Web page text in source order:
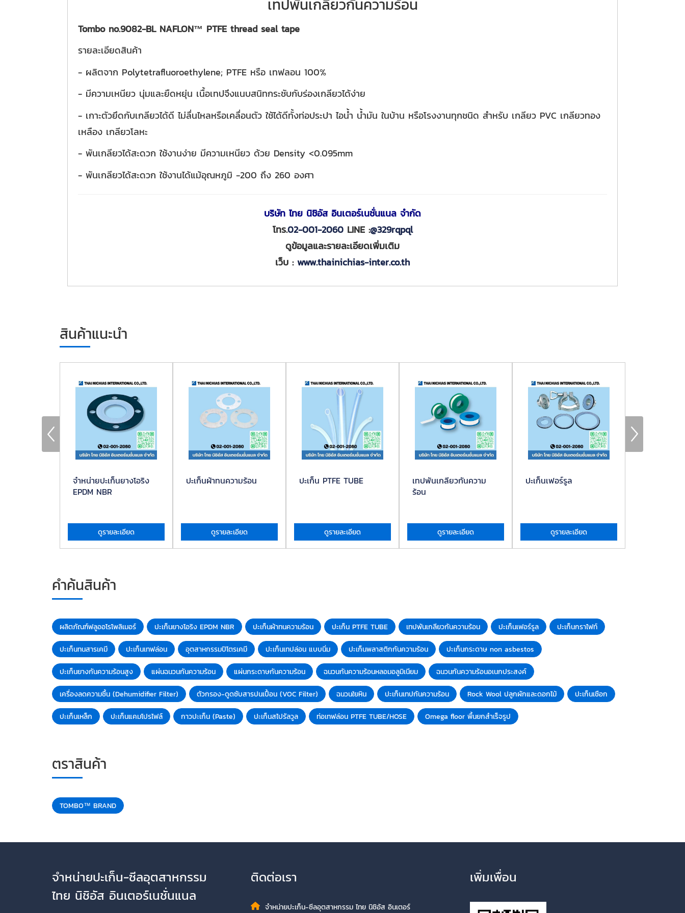
เทปพันเกลียวกันความร้อน
Tombo no.9082-BL NAFLON™ PTFE thread seal tape
รายละเอียดสินค้า
- ผลิตจาก Polytetrafluoroethylene; PTFE หรือ เทฟลอน 100%
- มีความเหนียว นุ่มและยืดหยุ่น เนื้อเทปจึงแนบสนิทกระชับกับร่องเกลียวได้ง่าย
- เกาะตัวยึดกับเกลียวได้ดี ไม่ลื่นไหลหรือเคลื่อนตัว ใช้ได้ดีทั้งท่อประปา ไอน้ำ น้ำมัน ในบ้าน หรือโรงงานทุกชนิด สำหรับ เกลียว PVC เกลียวทอง
เหลือง เกลียวโลหะ
- พันเกลียวได้สะดวก ใช้งานง่าย มีความเหนียว ด้วย Density <0.095mm
- พันเกลียวได้สะดวก ใช้งานได้แม้อุณหภูมิ -200 ถึง 260 องศา
บริษัท ไทย นิชิอัส อินเตอร์เนชั่นแนล จำกัด
โทร.02-001-2060LINE :@329rqpql
ดูข้อมูลและรายละเอียดเพิ่มเติม
เว็บ : www.thainichias-inter.co.th
สินค้าแนะนำ
จำหน่ายปะเก็นยางโอริง
EPDM NBR
ดูรายละเอียด
ปะเก็นผ้าทนความร้อน
ดูรายละเอียด
ปะเก็น PTFE TUBE
ดูรายละเอียด
เทปพันเกลียวกันความ
ร้อน
ดูรายละเอียด
ปะเก็นเฟอร์รูล
ดูรายละเอียด
คำค้นสินค้า
ผลิตภัณฑ์ฟลูออโรโพลิเมอร์ ปะเก็นยางโอริง EPDM NBR ปะเก็นผ้าทนความร้อน ปะเก็น PTFE TUBE เทปพันเกลียวกันความร้อน ปะเก็นเฟอร์รูล ปะเก็นกราไฟท์
ปะเก็นทนสารเคมี ปะเก็นเทฟล่อน อุตสาหกรรมปิโตรเคมี ปะเก็นเทปล่อน แบบนิ่ม ปะเก็นพลาสติกกันความร้อน ปะเก็นกระดาษ non asbestos
ปะเก็นยางกันความร้อนสูง แผ่นฉนวนกันความร้อน แผ่นกระดาษกันความร้อน ฉนวนกันความร้อนหลอมอลูมิเนียม ฉนวนกันความร้อนอเนกประสงค์
เครื่องลดความชื้น (Dehumidifier Filter) ตัวกรอง-ดูดซับสารปนเปื้อน (VOC Filter) ฉนวนใยหิน ปะเก็นเทปกันความร้อน Rock Wool ปลูกผักและดอกไม้ ปะเก็นเชือก
ปะเก็นเหล็ก ปะเก็นแคมโปรไฟล์ กาวปะเก็น (Paste) ปะเก็นสไปรัลวูล ท่อเทฟล่อน PTFE TUBE/HOSE Omega floor พื้นยกสำเร็จรูป
ตราสินค้า
TOMBO™ BRAND
จำหน่ายปะเก็น-ซีลอุตสาหกรรม
ไทย นิชิอัส อินเตอร์เนชั่นแนล
ติดต่อเรา
จำหน่ายปะเก็น-ซีลอุตสาหกรรม ไทย นิชิอัส อินเตอร์
เพิ่มเพื่อน